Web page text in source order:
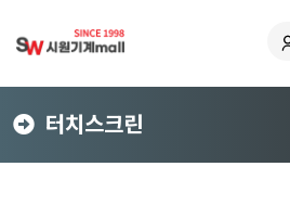
터치스크린